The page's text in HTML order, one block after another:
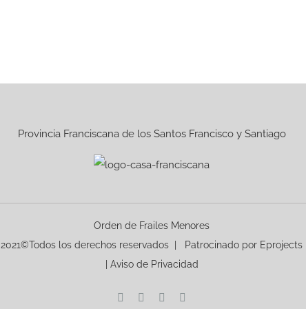
Provincia Franciscana de los Santos Francisco y Santiago
Orden de Frailes Menores
2021©Todos los derechos reservados | Patrocinado por Eprojects
Aviso de Privacidad
FacebookInstagramYouTube